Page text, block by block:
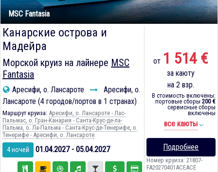
MSC Fantasia
Канарские острова и
Мадейра
Морской круиз на лайнере MSC
Fantasia
Аресифи, о. Лансароте
Аресифи, о.
Лансароте (4 городов/портов в 1 странах)
Маршрут круиза: Аресифи, о. Лансароте - Лас-
Пальмас, о. Гран-Канария - Санта-Крус-де-ла-
Пальма, о. Ла-Пальма - Санта-Крус-де-Тенерифе, о.
Тенерифе - Аресифи, о. Лансароте
4 ночей 01.04.2027 - 05.04.2027
от 1 514 €
за каюту
на 2 взр.
В стоимость включены:
портовые сборы 200 €
сервисные сборы
включены
все каюты
Подробнее
Номер круиза: 21807-
FA20270401ACEACE